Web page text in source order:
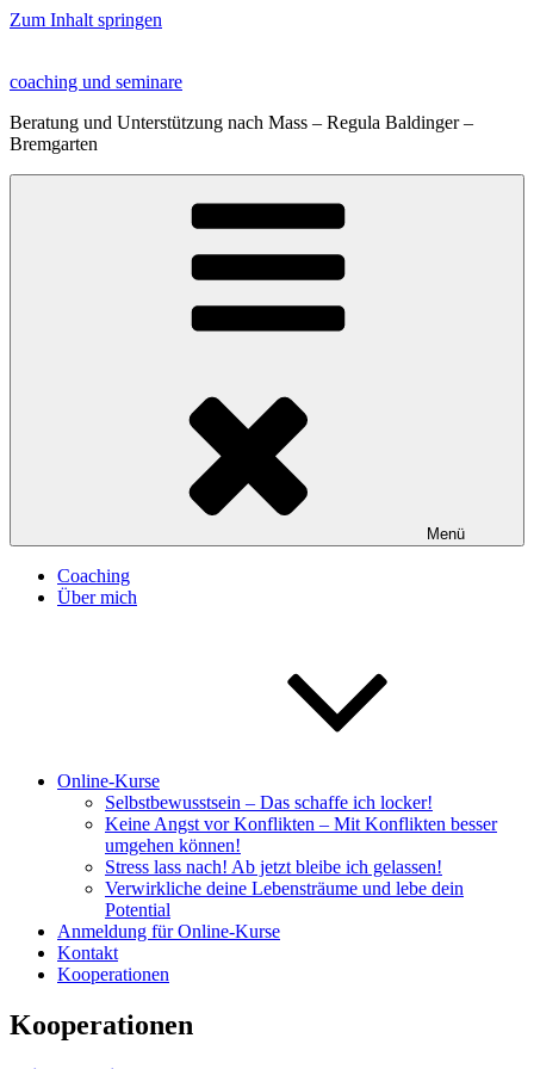
Zum Inhalt springen
coaching und seminare
Beratung und Unterstützung nach Mass – Regula Baldinger –
Bremgarten
Menü
Coaching
Über mich
Online-Kurse
Selbstbewusstsein – Das schaffe ich locker!
Keine Angst vor Konflikten – Mit Konflikten besser
umgehen können!
Stress lass nach! Ab jetzt bleibe ich gelassen!
Verwirkliche deine Lebensträume und lebe dein
Potential
Anmeldung für Online-Kurse
Kontakt
Kooperationen
Kooperationen